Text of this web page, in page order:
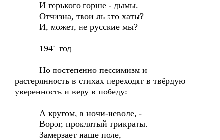
И горького горше - дымы.
Отчизна, твои ль это хаты?
И, может, не русские мы?
1941 год
Но постепенно пессимизм и
растерянность в стихах переходят в твёрдую
уверенность и веру в победу:
А кругом, в ночи-неволе, -
Ворог, проклятый трикраты.
Замерзает наше поле,